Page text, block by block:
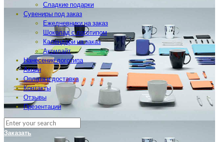
Сладкие подарки
Сувениры под заказ
Ежедневники на заказ
Шоколад с логотипом
Календари на заказ
Акрилайт
Нанесение логотипа
Акции
Оплата и доставка
Контакты
Отзывы
Презентации
Заказать